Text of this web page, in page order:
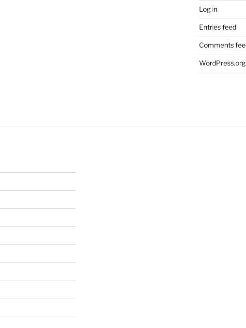
Log in
Entries feed
Comments
WordPress.org